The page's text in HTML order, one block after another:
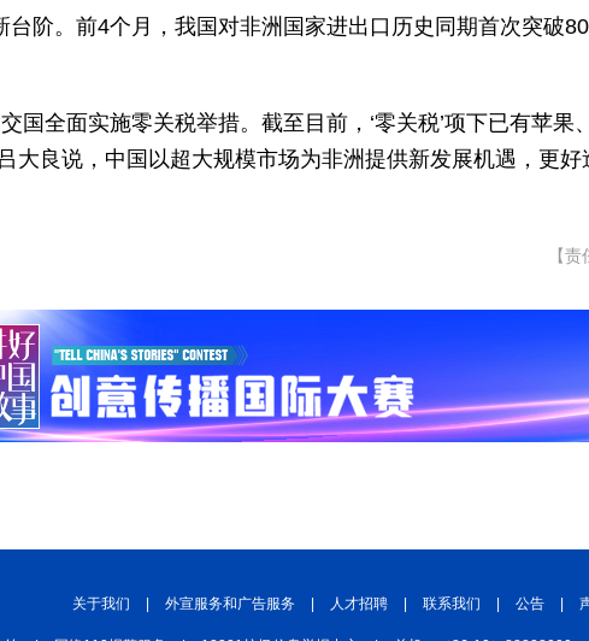
阶。前4个月，我国对非洲国家进出口历史同期首次突破
国全面实施零关税举措。截至目前，‘零关税’项下已有苹果
大良说，中国以超大规模市场为非洲提供新发展机遇，更好
【
关于我们 外宣服务和广告服务 人才招聘 联系我们 公告